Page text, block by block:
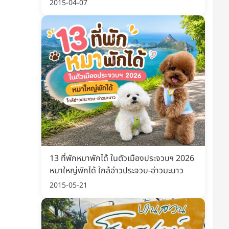
าพาน้องหมาเข้าห้าง
ายได้ ระบายอากาศดี
าน้องหมา/แมวเข้าห้างหรือเดิน
ายพื้นที่ได้ น้องไม่อึดอัด นั่งสบาย
198 บาท
ราคาล่าสุด ก่อนของหมด
สั่งเลย
เบาะสัตว์เลี้ยงกันน้ำ กันรา
Waterproof Pet Bed
ที่นอนหมา ผ้าเย็นสบาย กันน้ำ ทำความ
สะอาดง่าย รองรับถึงหมาใหญ่
เริ่มต้น 369 บาท
เช็กราคาล่าสุด ก่อนของหมด
สั่งเลย
2015-04-07
13 ที่พักหมาพักได้ ในตัวเมืองประจวบฯ 2026
หมาใหญ่พักได้ ใกล้อ่าวประจวบ-อ่าวมะนาว
2015-05-21